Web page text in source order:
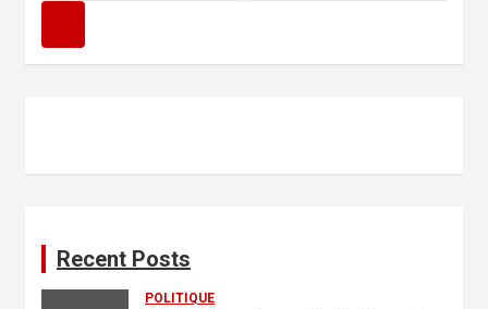
c
r
Recent Posts
POLITIQUE